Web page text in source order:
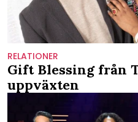
RELATIONER
Gift Blessing från
uppväxten